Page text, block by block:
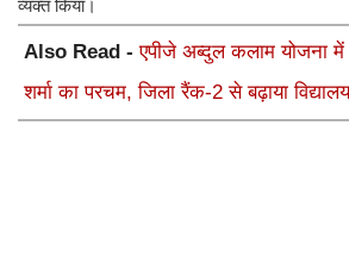
व्यक्त किया।
Also Read -एपीजे अब्दुल कलाम योजना में
शर्मा का परचम, जिला रैंक-2 से बढ़ाया